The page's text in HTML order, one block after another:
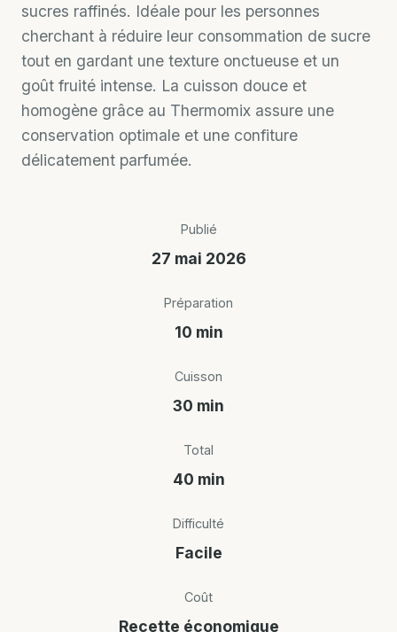
sucres raffinés. Idéale pour les personnes
cherchant à réduire leur consommation de sucre
tout en gardant une texture onctueuse et un
goût fruité intense. La cuisson douce et
homogène grâce au Thermomix assure une
conservation optimale et une confiture
délicatement parfumée.
Publié
27 mai 2026
Préparation
10 min
Cuisson
30 min
Total
40 min
Difficulté
Facile
Coût
Recette économique